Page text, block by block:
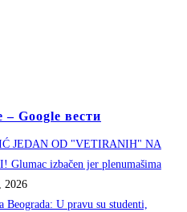
– Google вести
JEDAN OD "VETIRANIH" NA
izbačen jer plenumašima
2026
Beograda: U pravu su studenti,